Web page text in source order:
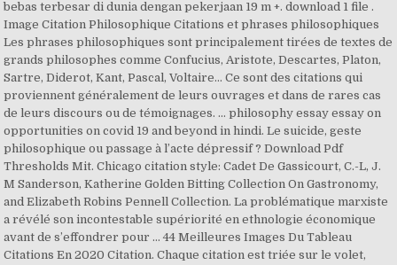
bebas terbesar di dunia dengan pekerjaan 19 m +. download 1 file .
Image Citation Philosophique Citations et phrases philosophiques
Les phrases philosophiques sont principalement tirées de textes de
grands philosophes comme Confucius, Aristote, Descartes, Platon,
Sartre, Diderot, Kant, Pascal, Voltaire… Ce sont des citations qui
proviennent généralement de leurs ouvrages et dans de rares cas
de leurs discours ou de témoignages. ... philosophy essay essay on
opportunities on covid 19 and beyond in hindi. Le suicide, geste
philosophique ou passage à l’acte dépressif ? Download Pdf
Thresholds Mit. Chicago citation style: Cadet De Gassicourt, C.-L, J.
M Sanderson, Katherine Golden Bitting Collection On Gastronomy,
and Elizabeth Robins Pennell Collection. La problématique marxiste
a révélé son incon­testable supériorité en ethnologie économique
avant de s’effondrer pour … 44 Meilleures Images Du Tableau
Citations En 2020 Citation. Chaque citation est triée sur le volet,